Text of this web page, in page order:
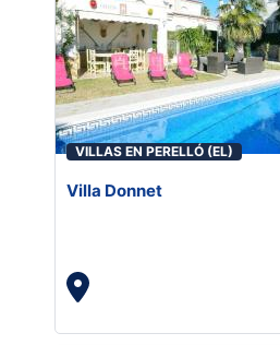
VILLAS EN PERELLÓ (EL)
Villa Donnet